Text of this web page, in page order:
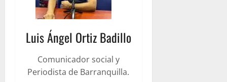
Luis Ángel Ortiz Badillo
Comunicador social y
Periodista de Barranquilla.